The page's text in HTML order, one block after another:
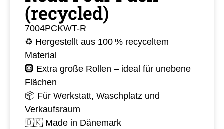
(recycled)
7004PCKWT-R
♻️ Hergestellt aus 100 % recyceltem
Material
🛞 Extra große Rollen – ideal für unebene
Flächen
📦 Für Werkstatt, Waschplatz und
Verkaufsraum
🇩🇰 Made in Dänemark